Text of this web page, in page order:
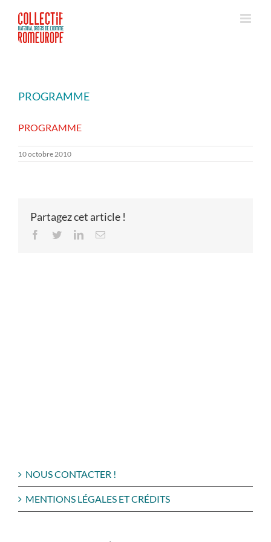
contenu
PROGRAMME
PROGRAMME
10 octobre 2010
Partagez cet article !
Facebook
TwitterLinkedInEmail
NOUS CONTACTER !
MENTIONS LÉGALES ET CRÉDITS